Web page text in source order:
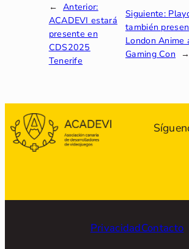
← Anterior:
ACADEVI estará
presente en
CDS2025
Tenerife
Siguiente:
también
London Anime
Gaming Con
→
PrivacidadContacto